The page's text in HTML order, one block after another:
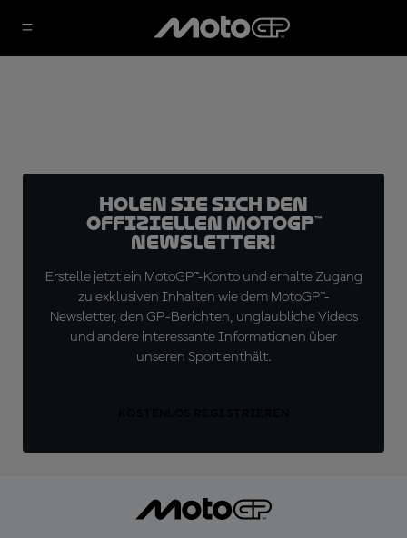
Holen Sie sich den
offiziellen MotoGP™
Newsletter!
Erstelle jetzt ein MotoGP™-Konto und erhalte Zugang
zu exklusiven Inhalten wie dem MotoGP™-
Newsletter, den GP-Berichten, unglaubliche Videos
und andere interessante Informationen über
unseren Sport enthält.